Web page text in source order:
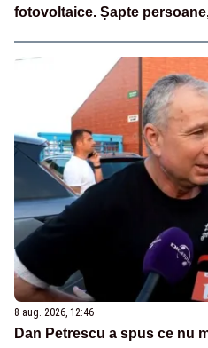
fotovoltaice. Șapte
8 aug. 2026, 12:46
Dan Petrescu a spus ce nu